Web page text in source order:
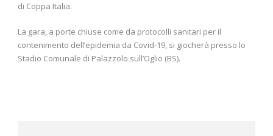
di Coppa Italia.
La gara, a porte chiuse come da protocolli sanitari per il
contenimento dell’epidemia da Covid-19, si giocherà presso lo
Stadio Comunale di Palazzolo sull’Oglio (BS).